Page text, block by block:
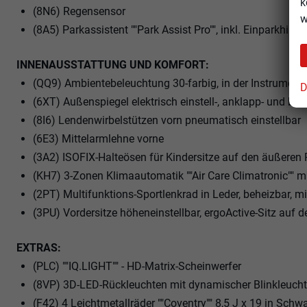
(8N6) Regensensor
(8A5) Parkassistent ""Park Assist Pro"", inkl. Einparkhilfe
INNENAUSSTATTUNG UND KOMFORT:
(QQ9) Ambientebeleuchtung 30-farbig, in der
(6XT) Außenspiegel elektrisch einstell-, anklapp- und
(8I6) Lendenwirbelstützen vorn pneumatisch einstellbar
(6E3) Mittelarmlehne vorne
(3A2) ISOFIX-Halteösen für Kindersitze auf den
(KH7) 3-Zonen Klimaautomatik ""Air Care Climatronic""
(2PT) Multifunktions-Sportlenkrad in Leder, beheizbar,
(3PU) Vordersitze höheneinstellbar, ergoActive-Sitz auf
EXTRAS:
(PLC) ""IQ.LIGHT"" - HD-Matrix-Scheinwerfer
(8VP) 3D-LED-Rückleuchten mit dynamischer
(F42) 4 Leichtmetallräder ""Coventry"" 8,5 J x 19 in